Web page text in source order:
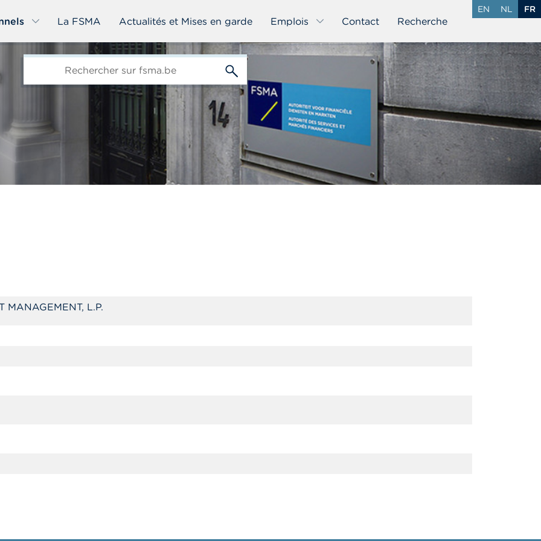
La FSMA Actualités et Mises en garde Emplois Contact Recherche
EN NL FR
MANAGEMENT, L.P.